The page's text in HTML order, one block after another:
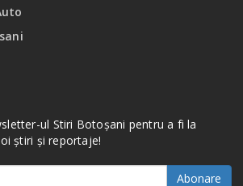
ul Stiri Botoșani pentru a fi la
știri și reportaje!
Abonare